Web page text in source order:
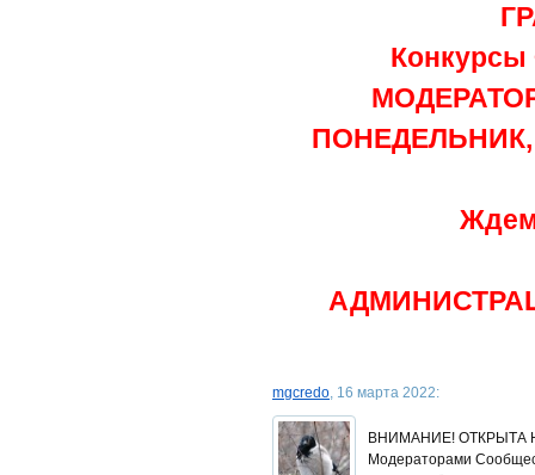
ПОНЕДЕЛЬНИК,
mgcredo, 16 марта 2022:
ВНИМАНИЕ! ОТКРЫТА
Модераторами